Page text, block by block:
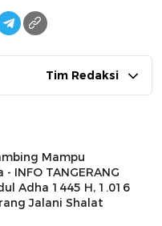
Tim Redaksi
Mampu
INFO TANGERANG
Adha 1445 H, 1.016
Jalani Shalat